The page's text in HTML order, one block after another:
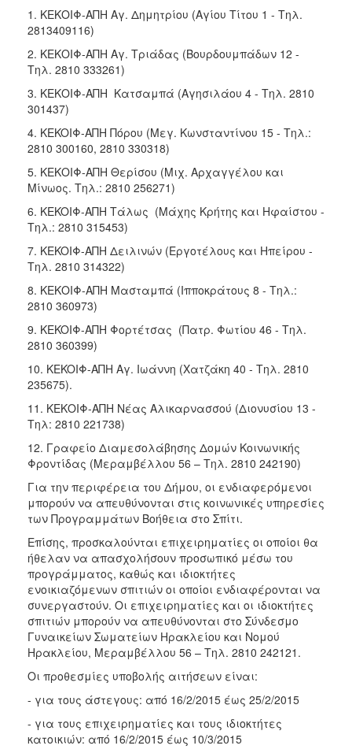
1. ΚΕΚΟΙΦ-ΑΠΗ Αγ. Δημητρίου (Αγίου Τίτου 1 - Τηλ.
2813409116)
2. ΚΕΚΟΙΦ-ΑΠΗ Αγ. Τριάδας (Βουρδουμπάδων 12 -
Τηλ. 2810 333261)
3. ΚΕΚΟΙΦ-ΑΠΗ Κατσαμπά (Αγησιλάου 4 - Τηλ. 2810
301437)
4. KEKOIΦ-ΑΠΗ Πόρου (Μεγ. Κωνσταντίνου 15 - Τηλ.:
2810 300160, 2810 330318)
5. ΚΕΚΟΙΦ-ΑΠΗ Θερίσου (Μιχ. Αρχαγγέλου και
Μίνωος. Τηλ.: 2810 256271)
6. KEKOIΦ-ΑΠΗ Τάλως (Μάχης Κρήτης και Ηφαίστου -
Τηλ.: 2810 315453)
7. KEKOIΦ-ΑΠΗ Δειλινών (Εργοτέλους και Ηπείρου -
Τηλ. 2810 314322)
8. ΚΕΚΟΙΦ-ΑΠΗ Mασταμπά (Ιπποκράτους 8 - Τηλ.:
2810 360973)
9. KEKOIΦ-ΑΠΗ Φορτέτσας (Πατρ. Φωτίου 46 - Τηλ.
2810 360399)
10. KEKOIΦ-ΑΠΗ Αγ. Ιωάννη (Χατζάκη 40 - Τηλ. 2810
235675).
11. ΚΕΚΟΙΦ-ΑΠΗ Νέας Αλικαρνασσού (Διονυσίου 13 -
Τηλ: 2810 221738)
12. Γραφείο Διαμεσολάβησης Δομών Κοινωνικής
Φροντίδας (Μεραμβέλλου 56 – Τηλ. 2810 242190)
Για την περιφέρεια του Δήμου, οι ενδιαφερόμενοι
μπορούν να απευθύνονται στις κοινωνικές υπηρεσίες
των Προγραμμάτων Βοήθεια στο Σπίτι.
Επίσης, προσκαλούνται επιχειρηματίες οι οποίοι θα
ήθελαν να απασχολήσουν προσωπικό μέσω του
προγράμματος, καθώς και ιδιοκτήτες
ενοικιαζόμενων σπιτιών οι οποίοι ενδιαφέρονται να
συνεργαστούν. Οι επιχειρηματίες και οι ιδιοκτήτες
σπιτιών μπορούν να απευθύνονται στο Σύνδεσμο
Γυναικείων Σωματείων Ηρακλείου και Νομού
Ηρακλείου, Μεραμβέλλου 56 – Τηλ. 2810 242121.
Οι προθεσμίες υποβολής αιτήσεων είναι:
- για τους άστεγους: από 16/2/2015 έως 25/2/2015
- για τους επιχειρηματίες και τους ιδιοκτήτες
κατοικιών: από 16/2/2015 έως 10/3/2015